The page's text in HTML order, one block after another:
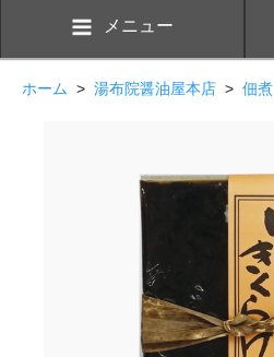
メニュー
ホーム > 湯布院醤油屋本店 > 佃煮